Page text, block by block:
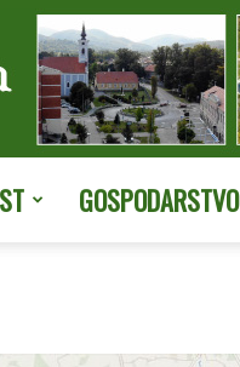
GOSPODARSTVO